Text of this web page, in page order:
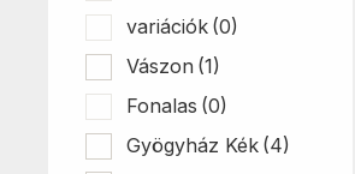
variációk (0)
Vászon (1)
Fonalas (0)
Gyögyház Kék (4)